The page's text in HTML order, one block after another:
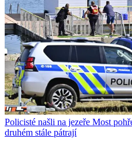
Policisté našli na jezeře Most
druhém stále pátrají